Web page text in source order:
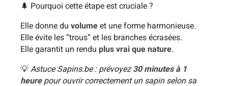
🌲 Pourquoi cette étape est cruciale ?
Elle donne du volume et une forme harmonieuse.
Elle évite les “trous” et les branches écrasées.
Elle garantit un rendu plus vrai que nature.
💡 Astuce Sapins.be : prévoyez 30 minutes à 1
heurepour ouvrir correctement un sapin selon sa